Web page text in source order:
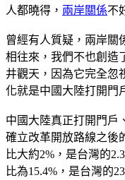
人都曉得， 兩岸關係不
曾經有人質疑，兩岸關
相往來，我們不也創造
井觀天，因為它完全忽
化就是中國大陸打開門
中國大陸真正打開門戶
確立改革開放路線之後
比大約2%，是台灣的
比為15.4%，是台灣的